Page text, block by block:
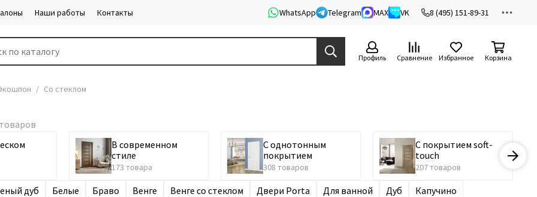
Наши работы Контакты WhatsApp Telegram MAX VK 8 (495) 151-89-31
Профиль Сравнение Избранное Корзина
Cо стеклом
В современном
стиле
173 товара
С однотонным
покрытием
308 товаров
С покрытием soft-
touch
207 товаров
дуб Белые Браво Венге Венге со стеклом Двери Porta Для ванной Дуб
Капучино